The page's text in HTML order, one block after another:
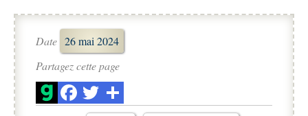
Date 26 mai 2024
Partagez cette page